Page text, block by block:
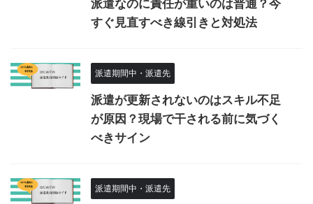
派遣なのに責任が重いのは普通？今
すぐ見直すべき線引きと対処法
派遣期間中・派遣先
派遣が更新されないのはスキル不足
が原因？現場で干される前に気づく
べきサイン
派遣期間中・派遣先